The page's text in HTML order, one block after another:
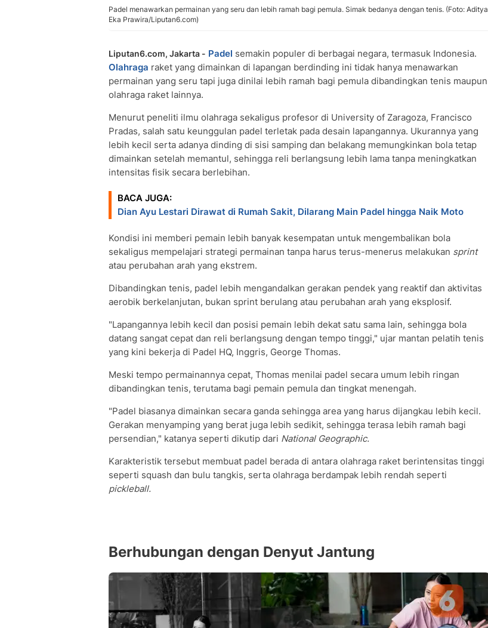
Padel menawarkan permainan yang seru dan lebih ramah bagi pemula. Simak bedanya dengan tenis. (Foto: Aditya
Eka Prawira/Liputan6.com)
Liputan6.com, Jakarta - Padel semakin populer di berbagai negara, termasuk Indonesia.
Olahraga raket yang dimainkan di lapangan berdinding ini tidak hanya menawarkan
permainan yang seru tapi juga dinilai lebih ramah bagi pemula dibandingkan tenis maupun
olahraga raket lainnya.
Menurut peneliti ilmu olahraga sekaligus profesor di University of Zaragoza, Francisco
Pradas, salah satu keunggulan padel terletak pada desain lapangannya. Ukurannya yang
lebih kecil serta adanya dinding di sisi samping dan belakang memungkinkan bola tetap
dimainkan setelah memantul, sehingga reli berlangsung lebih lama tanpa meningkatkan
intensitas fisik secara berlebihan.
BACA JUGA:
Dian Ayu Lestari Dirawat di Rumah Sakit, Dilarang Main Padel hingga Naik Moto
Kondisi ini memberi pemain lebih banyak kesempatan untuk mengembalikan bola
sekaligus mempelajari strategi permainan tanpa harus terus-menerus melakukan sprint
atau perubahan arah yang ekstrem.
Dibandingkan tenis, padel lebih mengandalkan gerakan pendek yang reaktif dan aktivitas
aerobik berkelanjutan, bukan sprint berulang atau perubahan arah yang eksplosif.
"Lapangannya lebih kecil dan posisi pemain lebih dekat satu sama lain, sehingga bola
datang sangat cepat dan reli berlangsung dengan tempo tinggi," ujar mantan pelatih tenis
yang kini bekerja di Padel HQ, Inggris, George Thomas.
Meski tempo permainannya cepat, Thomas menilai padel secara umum lebih ringan
dibandingkan tenis, terutama bagi pemain pemula dan tingkat menengah.
"Padel biasanya dimainkan secara ganda sehingga area yang harus dijangkau lebih kecil.
Gerakan menyamping yang berat juga lebih sedikit, sehingga terasa lebih ramah bagi
persendian," katanya seperti dikutip dari National Geographic.
Karakteristik tersebut membuat padel berada di antara olahraga raket berintensitas tinggi
seperti squash dan bulu tangkis, serta olahraga berdampak lebih rendah seperti
pickleball.
Berhubungan dengan Denyut Jantung